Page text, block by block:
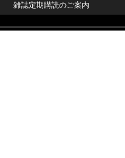
雑誌定期購読のご案内